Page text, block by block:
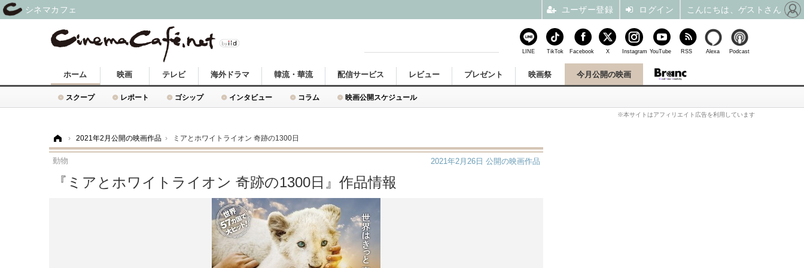
ホーム
スクープ レポート ゴシップ インタビュー コラム 映画公開スケジュール
映画 テレビ 海外ドラマ 韓流・華流 配信サービス レビュー プレゼント 映画祭 今月公開の映画
※本サイトはアフィリエイト広告を利用しています
› 2021年2月公開の映画作品 › ミアとホワイトライオン 奇跡の1300日
動物
『ミアとホワイトライオン 奇跡の1300日』作品情報
2021年2月26日 公開の映画作品
LINE TikTok Facebook X Instagram YouTube RSS Alexa Podcast
シネマカフェ ユーザー登録 ログイン こんにちは、ゲストさん